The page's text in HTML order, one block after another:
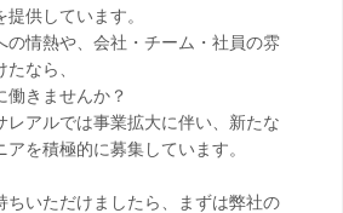
供しています。
の情熱や、会社・チーム・社員の雰
なら、
働きませんか？
レアルでは事業拡大に伴い、新たな
を積極的に募集しています。
ちいただけましたら、まずは弊社の